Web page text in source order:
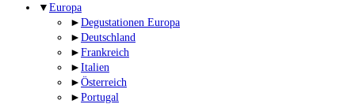
▼ Europa
► Degustationen Europa
► Deutschland
► Frankreich
► Italien
► Österreich
► Portugal